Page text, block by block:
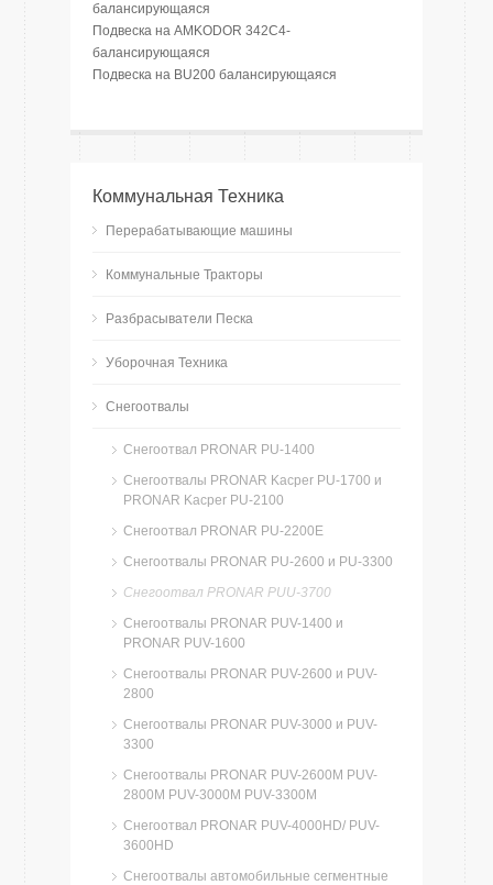
балансирующаяся
Подвеска на AMKODOR 342C4-
балансирующаяся
Подвеска на BU200 балансирующаяся
Коммунальная Техника
Перерабатывающие машины
Коммунальные Тракторы
Разбрасыватели Песка
Уборочная Техника
Снегоотвалы
Снегоотвал PRONAR PU-1400
Снегоотвалы PRONAR Kacper PU-1700 и
PRONAR Kacper PU-2100
Cнегоотвал PRONAR PU-2200E
Снегоотвалы PRONAR PU-2600 и PU-3300
Снегоотвал PRONAR PUU-3700
Снегоотвалы PRONAR PUV-1400 и
PRONAR PUV-1600
Снегоотвалы PRONAR PUV-2600 и PUV-
2800
Снегоотвалы PRONAR PUV-3000 и PUV-
3300
Снегоотвалы PRONAR PUV-2600M PUV-
2800M PUV-3000M PUV-3300M
Снегоотвал PRONAR PUV-4000HD/ PUV-
3600HD
Снегоотвалы автомобильные сегментные